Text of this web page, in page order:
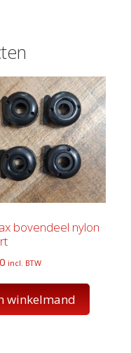
bovendeel nylon
incl. BTW
winkelmand